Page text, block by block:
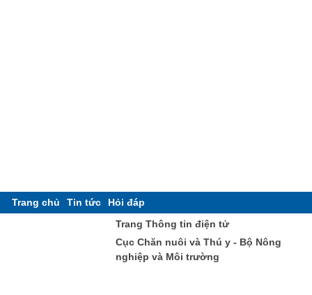
Trang chủ Tin tức
Hỏi đáp
Trang Thông tin điện tử
Cục Chăn nuôi và Thú y - Bộ Nông
nghiệp và Môi trường